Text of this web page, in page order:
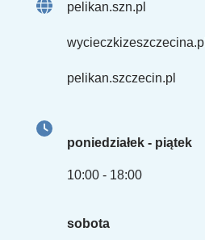
pelikan.szn.pl
wycieczkizeszczecina.pl
pelikan.szczecin.pl
poniedziałek - piątek
10:00 - 18:00
sobota